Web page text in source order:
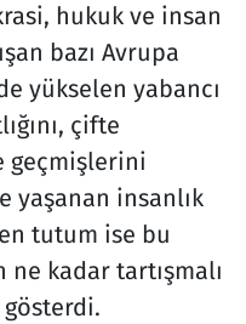
hukuk ve insan
bazı Avrupa
yükselen yabancı
çifte
geçmişlerini
yaşanan insanlık
tutum ise bu
kadar tartışmalı